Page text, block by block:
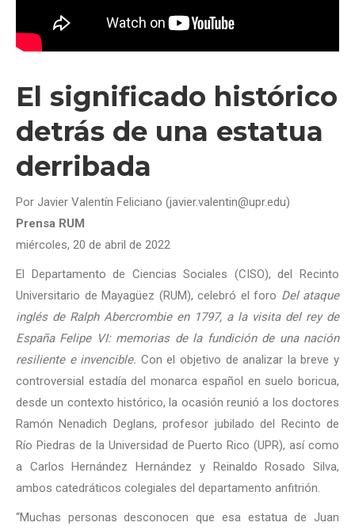
El significado histórico
detrás de una estatua
derribada
Por Javier Valentín Feliciano (javier.valentin@upr.edu)
Prensa RUM
miércoles, 20 de abril de 2022
El Departamento de Ciencias Sociales (CISO), del Recinto
Universitario de Mayagüez (RUM), celebró el foro Del ataque
inglés de Ralph Abercrombie en 1797, a la visita del rey de
España Felipe VI: memorias de la fundición de una nación
resiliente e invencible. Con el objetivo de analizar la breve y
controversial estadía del monarca español en suelo boricua,
desde un contexto histórico, la ocasión reunió a los doctores
Ramón Nenadich Deglans, profesor jubilado del Recinto de
Río Piedras de la Universidad de Puerto Rico (UPR), así como
a Carlos Hernández Hernández y Reinaldo Rosado Silva,
ambos catedráticos colegiales del departamento anfitrión.
“Muchas personas desconocen que esa estatua de Juan